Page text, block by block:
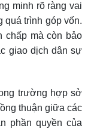
minh rõ ràng vai
quá trình góp vốn.
chấp mà còn bảo
giao dịch dân sự
trường hợp sở
thuận giữa các
phần quyền của